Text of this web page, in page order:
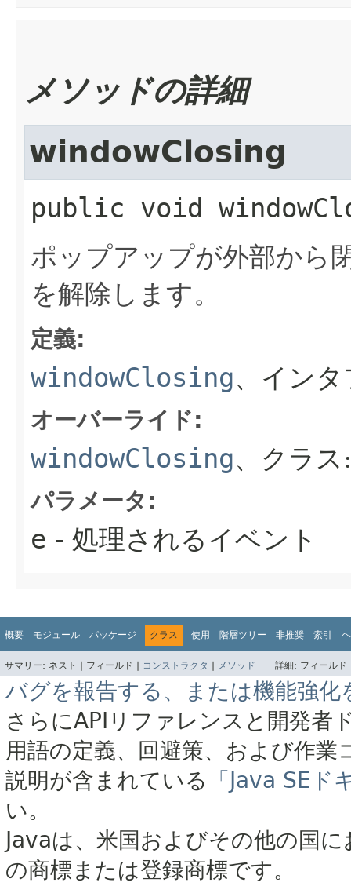
メソッドの詳細
windowClosing
public void
ポップアップが外部から
を解除します。
定義:
windowClosing、イン
オーバーライド:
windowClosing、クラ
パラメータ:
e - 処理されるイベント
概要 モジュール パッケージ クラス 使用 階層ツリー 非推奨 索引
サマリー: ネスト | フィールド | コンストラクタ | メソッド 詳細: フィール
バグを報告する、または機能強化
さらにAPIリファレンスと開発者
用語の定義、回避策、および作
説明が含まれている
「Java SE
い。
Javaは、米国およびその他の国
の商標または登録商標です。